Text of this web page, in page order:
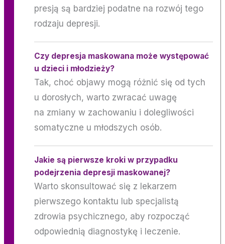
presją są bardziej podatne na rozwój tego
rodzaju depresji.
Czy depresja maskowana może występować
u dzieci i młodzieży?
Tak, choć objawy mogą różnić się od tych
u dorosłych, warto zwracać uwagę
na zmiany w zachowaniu i dolegliwości
somatyczne u młodszych osób.
Jakie są pierwsze kroki w przypadku
podejrzenia depresji maskowanej?
Warto skonsultować się z lekarzem
pierwszego kontaktu lub specjalistą
zdrowia psychicznego, aby rozpocząć
odpowiednią diagnostykę i leczenie.